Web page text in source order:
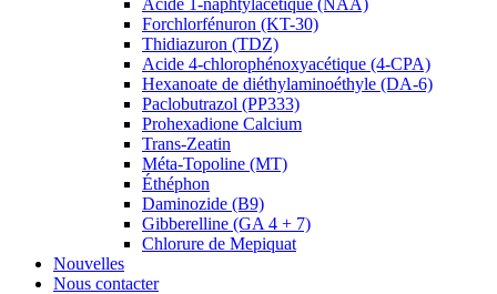
Acide 1-naphtylacétique (NAA)
Forchlorfénuron (KT-30)
Thidiazuron (TDZ)
Acide 4-chlorophénoxyacétique (4-CPA)
Hexanoate de diéthylaminoéthyle (DA-6)
Paclobutrazol (PP333)
Prohexadione Calcium
Trans-Zeatin
Méta-Topoline (MT)
Éthéphon
Daminozide (B9)
Gibberelline (GA 4 + 7)
Chlorure de Mepiquat
Nouvelles
Nous contacter